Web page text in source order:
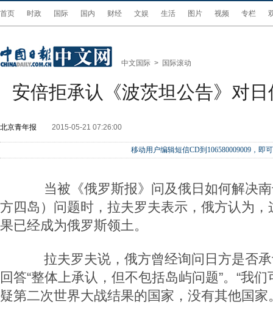
首页 时政 国际 国内 财经 文娱 生活 图片 视频 专栏
中文国际 > 国际滚动
安倍拒承认《波茨坦公告》对
北京青年报 2015-05-21 07:26:00
移动用户编辑短信CD到106580009009，即
当被《俄罗斯报》问及俄日如何解决南
方四岛）问题时，拉夫罗夫表示，俄方认为
果已经成为俄罗斯领土。
拉夫罗夫说，俄方曾经询问日方是否承
回答“整体上承认，但不包括岛屿问题”。“我
疑第二次世界大战结果的国家，没有其他国家